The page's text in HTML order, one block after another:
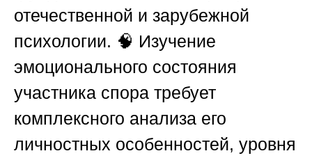
отечественной и зарубежной
психологии. 🧠 Изучение
эмоционального состояния
участника спора требует
комплексного анализа его
личностных особенностей, уровня